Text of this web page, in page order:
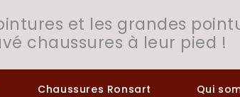
et les grandes
chaussures à leur pied !
Chaussures Ronsart Qui